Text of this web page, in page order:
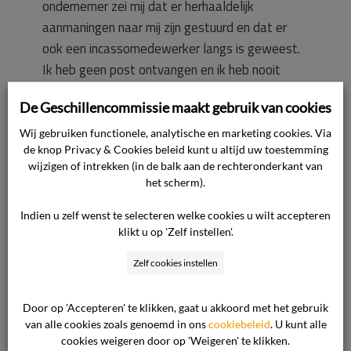
ondernemer zei mij dat er herhaaldelijk
aanmaningen naar mij zijn gestuurd en dat er
ook een incassomedewerker langs is geweest.
Ik heb geen post ontvangen en ik heb nooit
achtergelaten. De afsluiting kwam dus voor mij
als een volkomen verrassing. Ik heb de
ondernemer bij herhaling gevraagd de in
rekening gebrachte kosten van afsluiting en
ondernemer is daartoe niet bereid en heeft mij
naar de commissie verwezen. De consument
verlangt terugbetaling van de in rekening
heraansluiting.Standpunt van de ondernemer
Het standpunt van de ondernemer luidt in
hoofdzaak als volgt.Op 12 maart 2011
De Geschillencommissie maakt gebruik van cookies
Wij gebruiken functionele, analytische en marketing cookies. Via
de knop Privacy & Cookies beleid kunt u altijd uw toestemming
wijzigen of intrekken (in de balk aan de rechteronderkant van
het scherm).
Indien u zelf wenst te selecteren welke cookies u wilt accepteren
klikt u op 'Zelf instellen'.
Zelf cookies instellen
Door op 'Accepteren' te klikken, gaat u akkoord met het gebruik
van alle cookies zoals genoemd in onscookiebeleid . U kunt alle
cookies weigeren door op 'Weigeren' te klikken.